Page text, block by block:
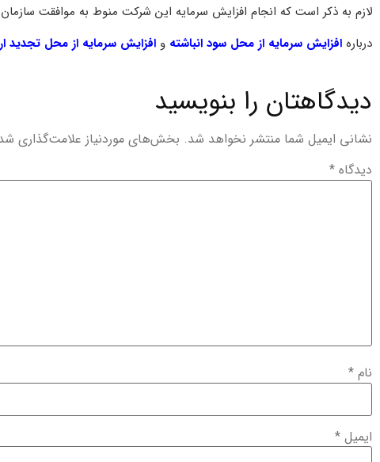
لازم به ذکر است که انجام افزایش سرمایه این شرکت منوط به موافقت
درباره افزایش سرمایه از محل سود انباشته و افزایش سرمایه از محل تجدید
دیدگاهتان را بنویسید
نشانی ایمیل شما منتشر نخواهد شد. بخش‌های موردنیاز علامت‌گذاری
دیدگاه *
نام *
ایمیل *